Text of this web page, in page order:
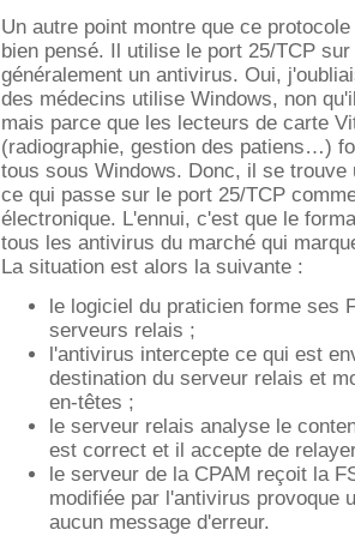
Un autre point montre que ce
bien pensé. Il utilise le port 25/TCP
généralement un antivirus. Oui,
des médecins utilise Windows, non
mais parce que les lecteurs de carte
(radiographie, gestion des patiens…)
tous sous Windows. Donc, il se trouve
ce qui passe sur le port 25/TCP
électronique. L'ennui, c'est que le
tous les antivirus du marché qui
La situation est alors la suivante :
le logiciel du praticien forme ses
serveurs relais ;
l'antivirus intercepte ce qui est
destination du serveur relais et
en-têtes ;
le serveur relais analyse le
est correct et il accepte de
le serveur de la CPAM reçoit la
modifiée par l'antivirus provoque
aucun message d'erreur.